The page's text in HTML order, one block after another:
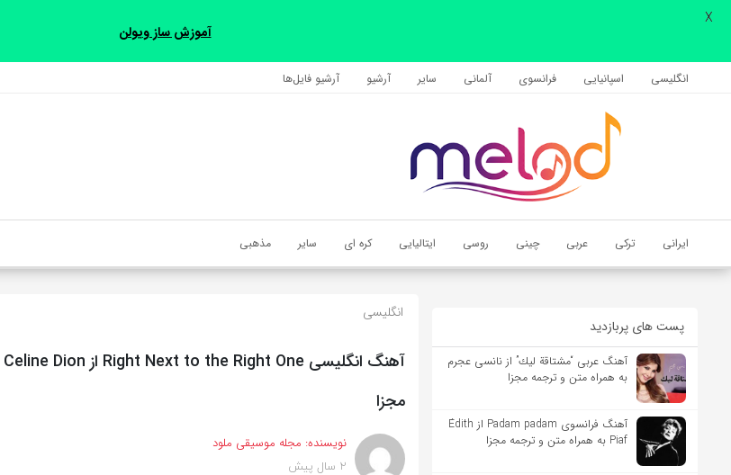
انگلیسی اسپانیایی فرانسوی آلمانی سایر آرشیو آرشیو فایل‌‎ها
ایرانی ترکی عربی چینی روسی ایتالیایی کره ای سایر مذهبی
اشتراک گذاری
با استفاده از روش‌های زیر می‌توانید این صفحه را با دوستان خود به
کپی لینک
پست های پربازدید
آهنگ عربی “مشتاقة لیك” از نانسی عجرم
به همراه متن و ترجمه مجزا
آهنگ فرانسوی Padam padam از Édith
Piaf به همراه متن و ترجمه مجزا
انگلیسی
مجزا
نویسنده: مجله موسیقی ملود
2 سال پیش
آموزش ساز ویولن
X